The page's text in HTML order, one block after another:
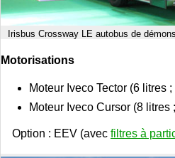
Irisbus Crossway LE autobus de
Motorisations
Moteur Iveco Tector (6 litres
Moteur Iveco Cursor (8 litres
Option : EEV (avec filtres à